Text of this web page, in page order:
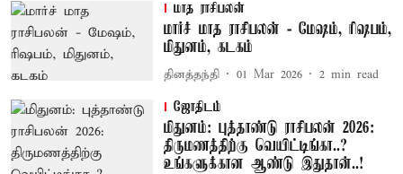
மாத ராசிபலன்
மார்ச் மாத ராசிபலன் - மேஷம், ரிஷபம்,
மிதுனம், கடகம்
தினத்தந்தி 01 Mar 2026 2 min read
ஜோதிடம்
மிதுனம்: புத்தாண்டு ராசிபலன் 2026:
திருமணத்திற்கு வெயிட்டிங்கா..?
உங்களுக்கான ஆண்டு இதுதான்..!